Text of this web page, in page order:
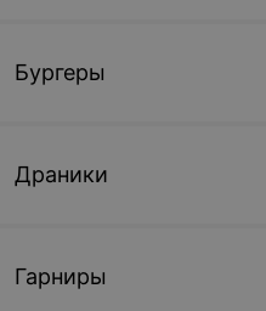
Бургеры
Драники
Гарниры